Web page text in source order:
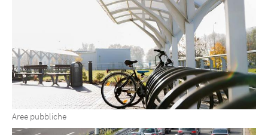
Aree pubbliche